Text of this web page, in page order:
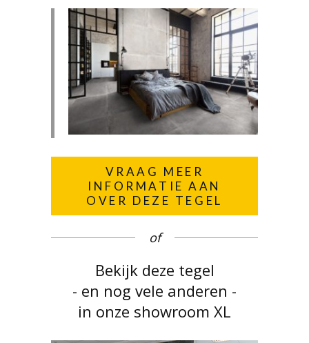
VRAAG MEER
INFORMATIE AAN
OVER DEZE TEGEL
of
Bekijk deze tegel
- en nog vele anderen -
in onze showroom XL